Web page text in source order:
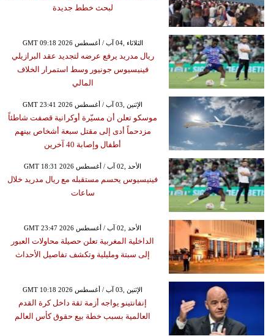
لبحث خطط جديدة
GMT 09:18 2026 الثلاثاء ,04 آب / أغسطس
ريال مدريد يرفع عرضه لتجديد عقد البرازيلي
فينيسيوس جونيور وسط استمرار الخلاف
المالي
GMT 23:41 2026 الإثنين ,03 آب / أغسطس
موسكو تعلن أن مسيّرة أوكرانية قصفت شاطئاً
مزدحماً أدى إلى مقتل سبعة أشخاص بينهم
أطفال وإصابة 40 آخرين
GMT 18:31 2026 الأحد ,02 آب / أغسطس
فينيسيوس يحسم مستقبله مع ريال مدريد خلال
ساعات
GMT 23:47 2026 الأحد ,02 آب / أغسطس
الداخلية المغربية تعلن حصيلة محاولات العبور
إلى سبتة ومليلية وتكشف تفاصيل الأحداث
GMT 10:18 2026 الإثنين ,03 آب / أغسطس
إنفانتينو يواجه أزمة ثقة داخل كرة القدم
العالمية بسبب خطة بيع حقوق كأس العالم